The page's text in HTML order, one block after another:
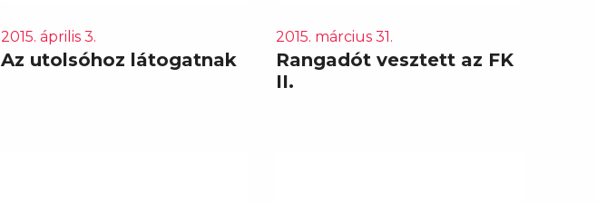
2015. április 3.
Az utolsóhoz látogatnak
2015. március 31.
Rangadót vesztett az FK
II.